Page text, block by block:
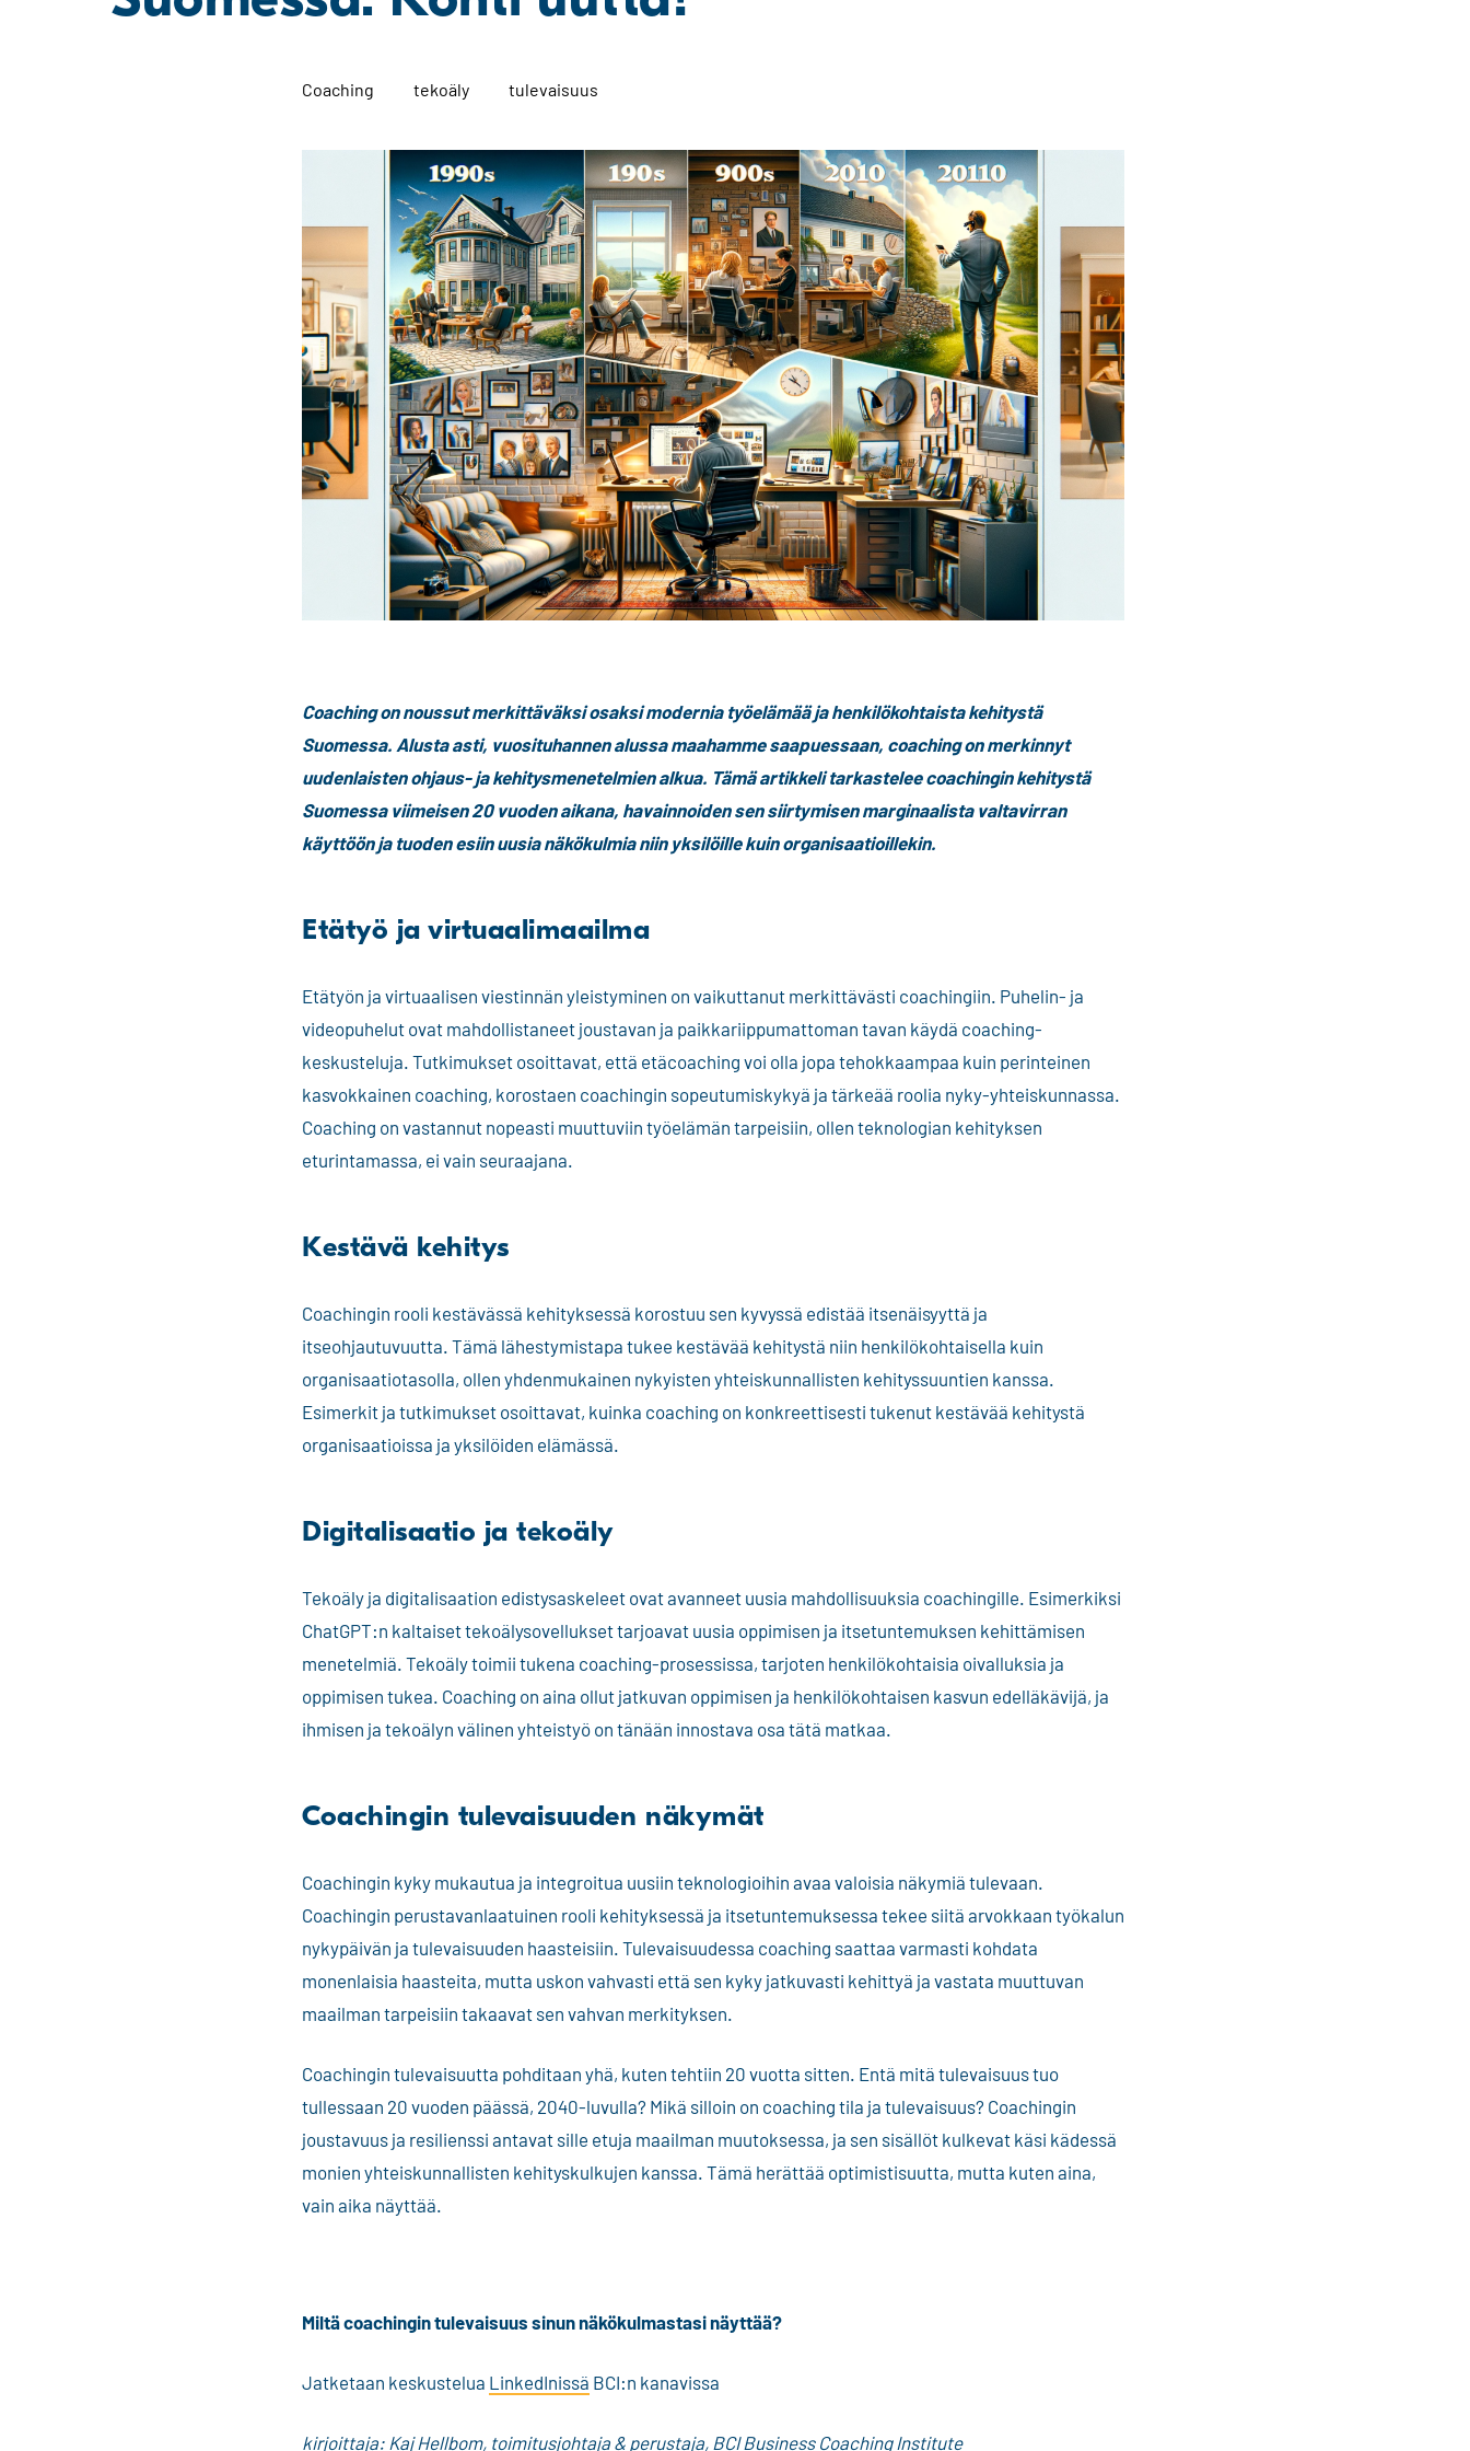
Coaching tekoäly tulevaisuus
Coaching on noussut merkittäväksi osaksi modernia työelämää ja henkilökohtaista kehitystä
Suomessa. Alusta asti, vuosituhannen alussa maahamme saapuessaan, coaching on merkinnyt
uudenlaisten ohjaus- ja kehitysmenetelmien alkua. Tämä artikkeli tarkastelee coachingin kehitystä
Suomessa viimeisen 20 vuoden aikana, havainnoiden sen siirtymisen marginaalista valtavirran
käyttöön ja tuoden esiin uusia näkökulmia niin yksilöille kuin organisaatioillekin.
Etätyö ja virtuaalimaailma
Etätyön ja virtuaalisen viestinnän yleistyminen on vaikuttanut merkittävästi coachingiin. Puhelin- ja
videopuhelut ovat mahdollistaneet joustavan ja paikkariippumattoman tavan käydä coaching-
keskusteluja. Tutkimukset osoittavat, että etäcoaching voi olla jopa tehokkaampaa kuin perinteinen
kasvokkainen coaching, korostaen coachingin sopeutumiskykyä ja tärkeää roolia nyky-yhteiskunnassa.
Coaching on vastannut nopeasti muuttuviin työelämän tarpeisiin, ollen teknologian kehityksen
eturintamassa, ei vain seuraajana.
Kestävä kehitys
Coachingin rooli kestävässä kehityksessä korostuu sen kyvyssä edistää itsenäisyyttä ja
itseohjautuvuutta. Tämä lähestymistapa tukee kestävää kehitystä niin henkilökohtaisella kuin
organisaatiotasolla, ollen yhdenmukainen nykyisten yhteiskunnallisten kehityssuuntien kanssa.
Esimerkit ja tutkimukset osoittavat, kuinka coaching on konkreettisesti tukenut kestävää kehitystä
organisaatioissa ja yksilöiden elämässä.
Digitalisaatio ja tekoäly
Tekoäly ja digitalisaation edistysaskeleet ovat avanneet uusia mahdollisuuksia coachingille. Esimerkiksi
ChatGPT:n kaltaiset tekoälysovellukset tarjoavat uusia oppimisen ja itsetuntemuksen kehittämisen
menetelmiä. Tekoäly toimii tukena coaching-prosessissa, tarjoten henkilökohtaisia oivalluksia ja
oppimisen tukea. Coaching on aina ollut jatkuvan oppimisen ja henkilökohtaisen kasvun edelläkävijä, ja
ihmisen ja tekoälyn välinen yhteistyö on tänään innostava osa tätä matkaa.
Coachingin tulevaisuuden näkymät
Coachingin kyky mukautua ja integroitua uusiin teknologioihin avaa valoisia näkymiä tulevaan.
Coachingin perustavanlaatuinen rooli kehityksessä ja itsetuntemuksessa tekee siitä arvokkaan työkalun
nykypäivän ja tulevaisuuden haasteisiin. Tulevaisuudessa coaching saattaa varmasti kohdata
monenlaisia haasteita, mutta uskon vahvasti että sen kyky jatkuvasti kehittyä ja vastata muuttuvan
maailman tarpeisiin takaavat sen vahvan merkityksen.
Coachingin tulevaisuutta pohditaan yhä, kuten tehtiin 20 vuotta sitten. Entä mitä tulevaisuus tuo
tullessaan 20 vuoden päässä, 2040-luvulla? Mikä silloin on coaching tila ja tulevaisuus? Coachingin
joustavuus ja resilienssi antavat sille etuja maailman muutoksessa, ja sen sisällöt kulkevat käsi kädessä
monien yhteiskunnallisten kehityskulkujen kanssa. Tämä herättää optimistisuutta, mutta kuten aina,
vain aika näyttää.
Miltä coachingin tulevaisuus sinun näkökulmastasi näyttää?
Jatketaan keskustelua LinkedInissä BCI:n kanavissa
kirjoittaja: Kaj Hellbom, toimitusjohtaja & perustaja, BCI Business Coaching Institute